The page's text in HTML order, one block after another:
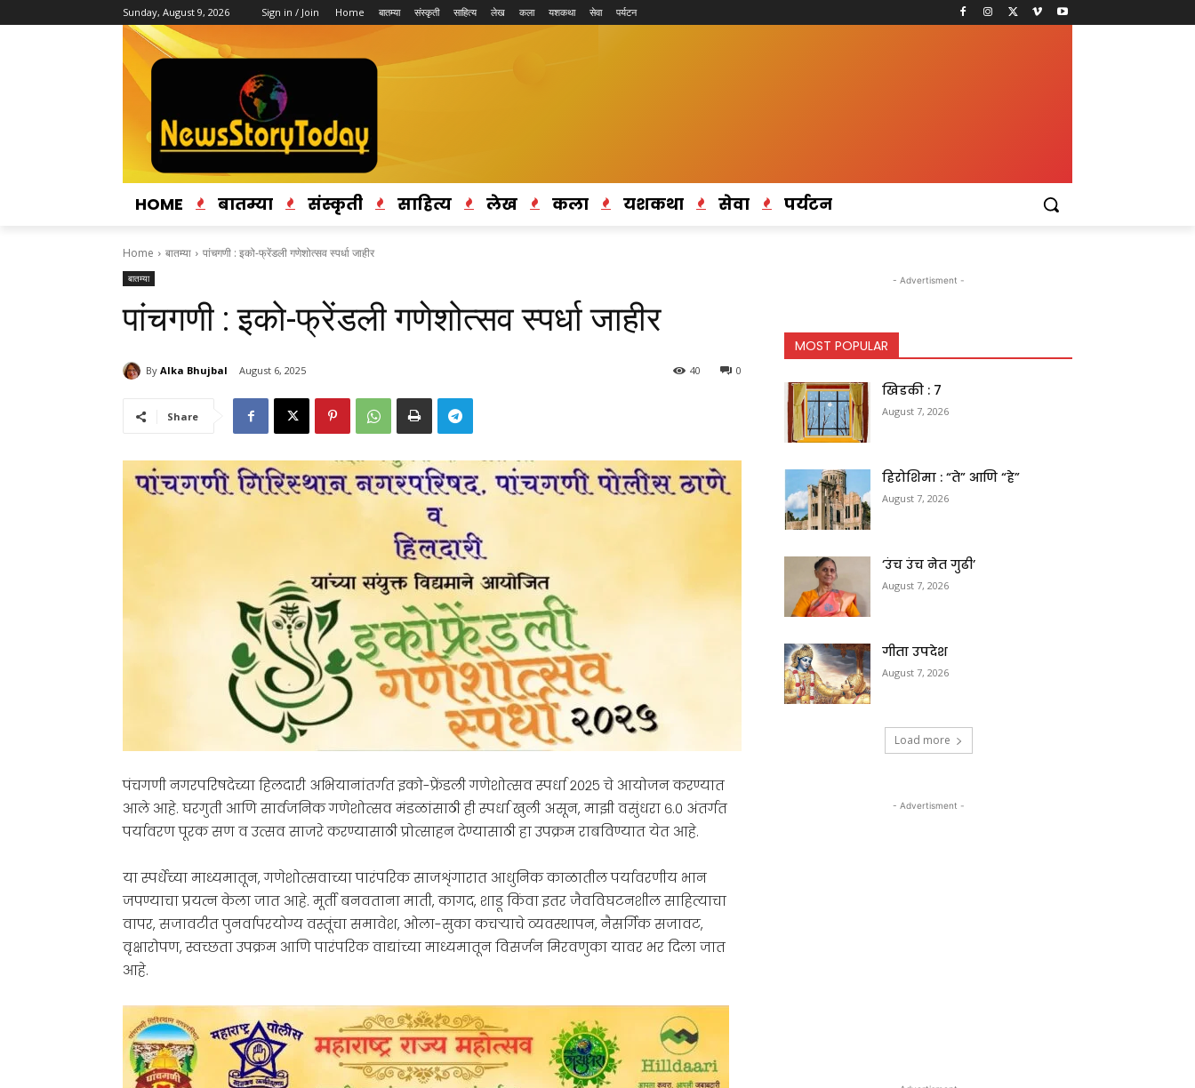
Sunday, August 9, 2026 Sign in / Join Home बातम्या संस्कृती साहित्य लेख कला यशकथा सेवा पर्यटन
HOME बातम्या संस्कृती साहित्य लेख कला यशकथा सेवा पर्यटन
Home बातम्या पांचगणी : इको-फ्रेंडली गणेशोत्सव स्पर्धा जाहीर
बातम्या
पांचगणी : इको-फ्रेंडली गणेशोत्सव स्पर्धा जाहीर
By Alka Bhujbal August 6, 2025 0
40
Share
पंचगणी नगरपरिषदेच्या हिलदारी अभियानांतर्गत इको-फ्रेंडली गणेशोत्सव स्पर्धा २०२५ चे आयोजन करण्यात
आले आहे. घरगुती आणि सार्वजनिक गणेशोत्सव मंडळांसाठी ही स्पर्धा खुली असून, माझी वसुंधरा ६.० अंतर्गत
पर्यावरण पूरक सण व उत्सव साजरे करण्यासाठी प्रोत्साहन देण्यासाठी हा उपक्रम राबविण्यात येत आहे.
या स्पर्धेच्या माध्यमातून, गणेशोत्सवाच्या पारंपरिक साजशृंगारात आधुनिक काळातील पर्यावरणीय भान
जपण्याचा प्रयत्न केला जात आहे. मूर्ती बनवताना माती, कागद, शाडू किंवा इतर जैवविघटनशील साहित्याचा
वापर, सजावटीत पुनर्वापरयोग्य वस्तूंचा समावेश, ओला-सुका कचऱ्याचे व्यवस्थापन, नैसर्गिक सजावट,
वृक्षारोपण, स्वच्छता उपक्रम आणि पारंपरिक वाद्यांच्या माध्यमातून विसर्जन मिरवणुका यावर भर दिला जात
आहे.
- Advertisment -
MOST POPULAR
खिडकी : 7
August 7, 2026
हिरोशिमा : “ते” आणि “हे”
August 7, 2026
‘उंच उंच नेत गुढी’
August 7, 2026
गीता उपदेश
August 7, 2026
Load more
- Advertisment -